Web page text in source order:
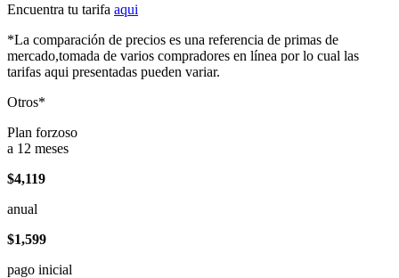
Encuentra tu tarifa aqui
*La comparación de precios es una referencia de primas de
mercado,tomada de varios compradores en línea por lo cual las
tarifas aqui presentadas pueden variar.
Otros*
Plan forzoso
a 12 meses
$4,119
anual
$1,599
pago inicial